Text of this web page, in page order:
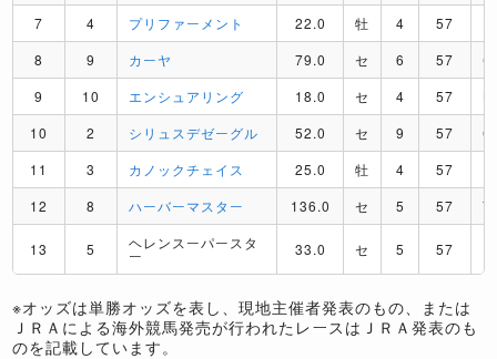
7
4 プリファーメント 22.0 牡 4 57
8
9 カーヤ 79.0 セ 6 57
C
9
10 エンシュアリング 18.0 セ 4 57
10
2 シリュスデゼーグル 52.0 セ 9 57
O
11
3 カノックチェイス 25.0 牡 4 57
12
8 ハーバーマスター 136.0 セ 5 57 T
13 5 ヘレンスーパースタ
ー 33.0 セ 5 57
※オッズは単勝オッズを表し、現地主催者発表のもの、または
ＪＲＡによる海外競馬発売が行われたレースはＪＲＡ発表のも
のを記載しています。